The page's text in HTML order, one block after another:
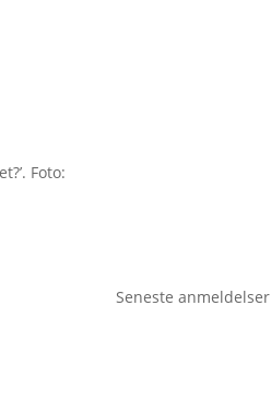
Foto:
Seneste anmeldelser